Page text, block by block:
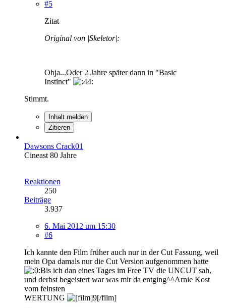
#5
Zitat
Original von |Skeletor|:
Ohja...Oder 2 Jahre später dann in "Basic
Instinct"
Stimmt.
Inhalt melden
Zitieren
Dawsons Crack01
Cineast 80 Jahre
Reaktionen
250
Beiträge
3.937
6. Mai 2012 um 15:30
#6
Ich kannte den Film früher auch nur in der Cut Fassung, weil
mein Opa damals nur die Cut Version aufgenommen hatte
Bis ich dan eines Tages im Free TV die UNCUT sah,
und derbst begeistert war was mir da entging^^Arnie Kost
vom feinsten
WERTUNG